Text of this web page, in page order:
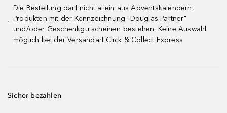
¹
Die Bestellung darf nicht allein aus Adventskalendern,
Produkten mit der Kennzeichnung "Douglas Partner"
und/oder Geschenkgutscheinen bestehen. Keine Auswahl
möglich bei der Versandart Click & Collect Express
Sicher bezahlen